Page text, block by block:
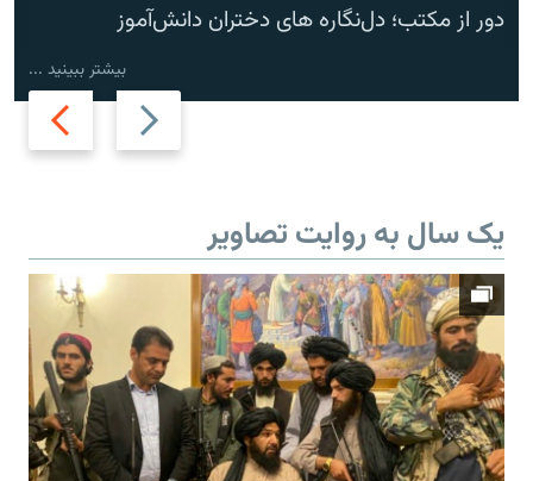
Previous
slide
Next
slide
دور از مکتب؛ دل‌نگاره های دختران دانش‌آموز
بیشتر ببینید ...
یک سال به روایت تصاویر